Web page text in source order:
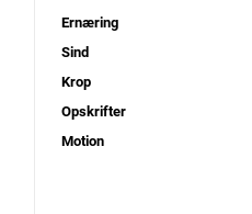
Ernæring
Sind
Krop
Opskrifter
Motion